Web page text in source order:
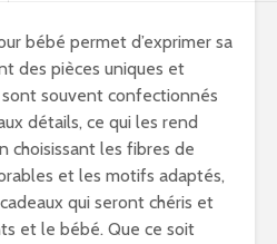
bébé permet d’exprimer sa
des pièces uniques et
sont souvent confectionnés
détails, ce qui les rend
choisissant les fibres de
et les motifs adaptés,
qui seront chéris et
et le bébé. Que ce soit